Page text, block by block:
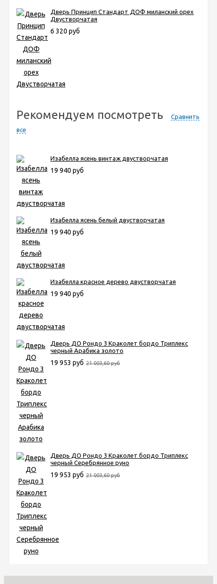
Дверь Принцип Стандарт ДОФ миланский орех
Двустворчатая
6 320 руб
Рекомендуем посмотреть
Сравнить
все
Изабелла ясень винтаж двустворчатая
19 940 руб
Изабелла ясень белый двустворчатая
19 940 руб
Изабелла красное дерево двустворчатая
19 940 руб
Дверь ДО Рондо 3 Краколет бордо Триплекс
черный Арабика золото
19 953 руб 21 003,60 руб
Дверь ДО Рондо 3 Краколет бордо Триплекс
черный Серебрянное руно
19 953 руб 21 003,60 руб